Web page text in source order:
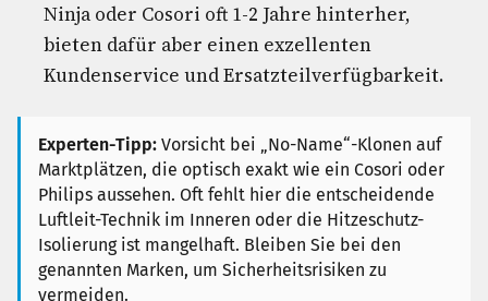
Ninja oder Cosori oft 1-2 Jahre hinterher,
bieten dafür aber einen exzellenten
Kundenservice und Ersatzteilverfügbarkeit.
Experten-Tipp: Vorsicht bei „No-Name“-Klonen auf
Marktplätzen, die optisch exakt wie ein Cosori oder
Philips aussehen. Oft fehlt hier die entscheidende
Luftleit-Technik im Inneren oder die Hitzeschutz-
Isolierung ist mangelhaft. Bleiben Sie bei den
genannten Marken, um Sicherheitsrisiken zu
vermeiden.